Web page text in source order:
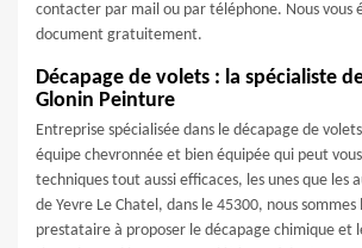
contacter par mail ou par téléphone. Nous vous
document gratuitement.
Décapage de volets : la spécialiste
Glonin Peinture
Entreprise spécialisée dans le décapage de
équipe chevronnée et bien équipée qui peut
techniques tout aussi efficaces, les unes que les
de Yevre Le Chatel, dans le 45300, nous
prestataire à proposer le décapage chimique et